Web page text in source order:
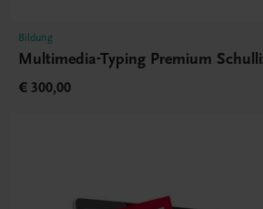
Bildung
Multimedia-Typing Premium
€ 300,00